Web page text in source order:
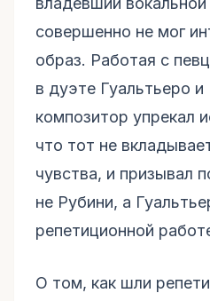
совершенно не мог
образ. Работая с
в дуэте Гуальтьеро
композитор упрекал
что тот не
чувства, и призывал
не Рубини, а
репетиционной
О том, как шли